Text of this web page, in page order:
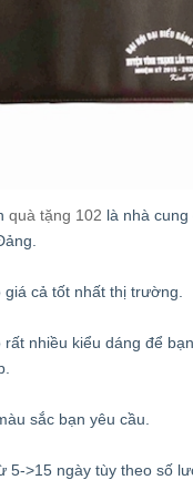
quà tặng 102 là nhà
cả tốt nhất thị trường.
nhiều kiểu dáng để
sắc bạn yêu cầu.
>15 ngày tùy theo số